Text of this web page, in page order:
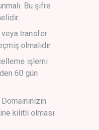
Bu şifre
veya transfer
olmalıdır.
işlemi
60 gün
Domaininizin
kilitli olması